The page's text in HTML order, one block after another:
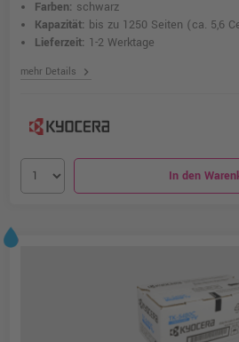
Farben: schwarz
Kapazität: bis zu 1250 Seiten (ca. 5,6
Lieferzeit: 1-2 Werktage
mehr Details chevron_right
In den